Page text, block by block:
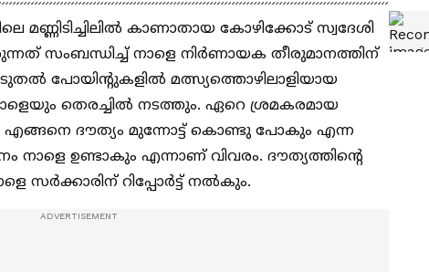
മണ്ണിടിച്ചിലിൽ കാണാതായ കോഴിക്കോട് സ്വദേശി
സംബന്ധിച്ച് നാളെ നിർണായക തീരുമാനത്തിന്
പോയിന്റുകളില്‍ മത്സ്യത്തൊഴിലാളിയായ
തെരച്ചില്‍ നടത്തും. ഏറെ ശ്രമകരമായ
എങ്ങനെ ദൗത്യം മുന്നോട്ട് കൊണ്ടു പോകും എന്ന
നാളെ ഉണ്ടാകും എന്നാണ് വിവരം. ദൗത്യത്തിന്‍റെ
സർക്കാരിന് റിപ്പോർട്ട് നൽകും.